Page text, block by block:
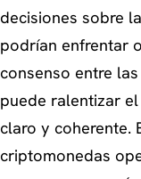
decisiones sobre
podrían enfrentar
consenso entre
puede ralentizar
claro y coherente.
criptomonedas